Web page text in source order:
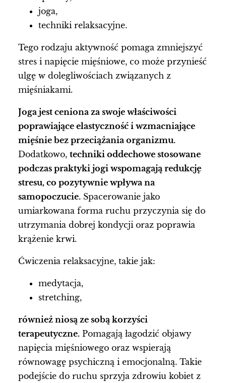
joga,
techniki relaksacyjne.
Tego rodzaju aktywność pomaga zmniejszyć
stres i napięcie mięśniowe, co może przynieść
ulgę w dolegliwościach związanych z
mięśniakami.
Joga jest ceniona za swoje właściwości
poprawiające elastyczność i wzmacniające
mięśnie bez przeciążania organizmu.
Dodatkowo, techniki oddechowe stosowane
podczas praktyki jogi wspomagają redukcję
stresu, co pozytywnie wpływa na
samopoczucie. Spacerowanie jako
umiarkowana forma ruchu przyczynia się do
utrzymania dobrej kondycji oraz poprawia
krążenie krwi.
Ćwiczenia relaksacyjne, takie jak:
medytacja,
stretching,
również niosą ze sobą korzyści
terapeutyczne. Pomagają łagodzić objawy
napięcia mięśniowego oraz wspierają
równowagę psychiczną i emocjonalną. Takie
podejście do ruchu sprzyja zdrowiu kobiet z